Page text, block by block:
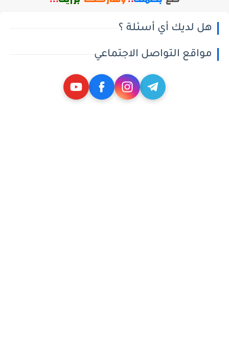
هل لديك أي أسئلة ؟
مواقع التواصل الاجتماعي